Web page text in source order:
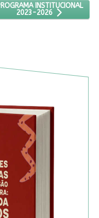
CRIANÇA NÃO É MÃE
ARTIGO:
INSTITUCIONAL
2023-2026